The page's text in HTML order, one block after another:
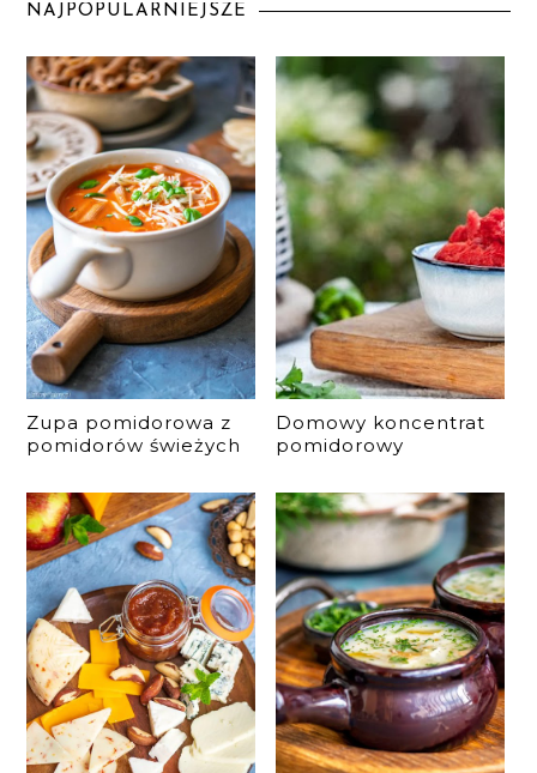
NAJPOPULARNIEJSZE
Zupa pomidorowa z
pomidorów świeżych
Domowy koncentrat
pomidorowy